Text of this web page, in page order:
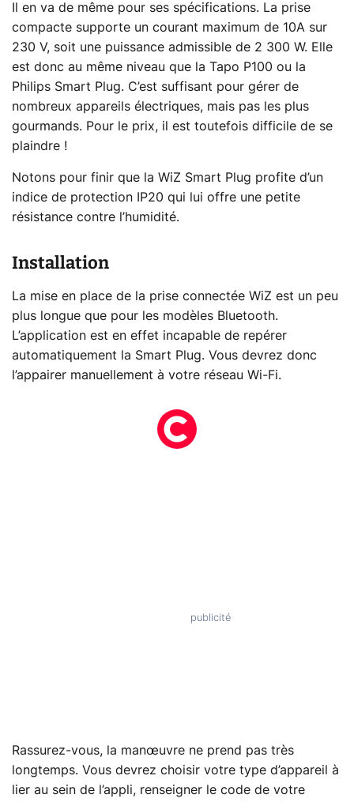
Il en va de même pour ses spécifications. La prise
compacte supporte un courant maximum de 10A sur
230 V, soit une puissance admissible de 2 300 W. Elle
est donc au même niveau que la Tapo P100 ou la
Philips Smart Plug. C’est suffisant pour gérer de
nombreux appareils électriques, mais pas les plus
gourmands. Pour le prix, il est toutefois difficile de se
plaindre !
Notons pour finir que la WiZ Smart Plug profite d’un
indice de protection IP20 qui lui offre une petite
résistance contre l’humidité.
Installation
La mise en place de la prise connectée WiZ est un peu
plus longue que pour les modèles Bluetooth.
L’application est en effet incapable de repérer
automatiquement la Smart Plug. Vous devrez donc
l’appairer manuellement à votre réseau Wi-Fi.
Rassurez-vous, la manœuvre ne prend pas très
longtemps. Vous devrez choisir votre type d’appareil à
lier au sein de l’appli, renseigner le code de votre